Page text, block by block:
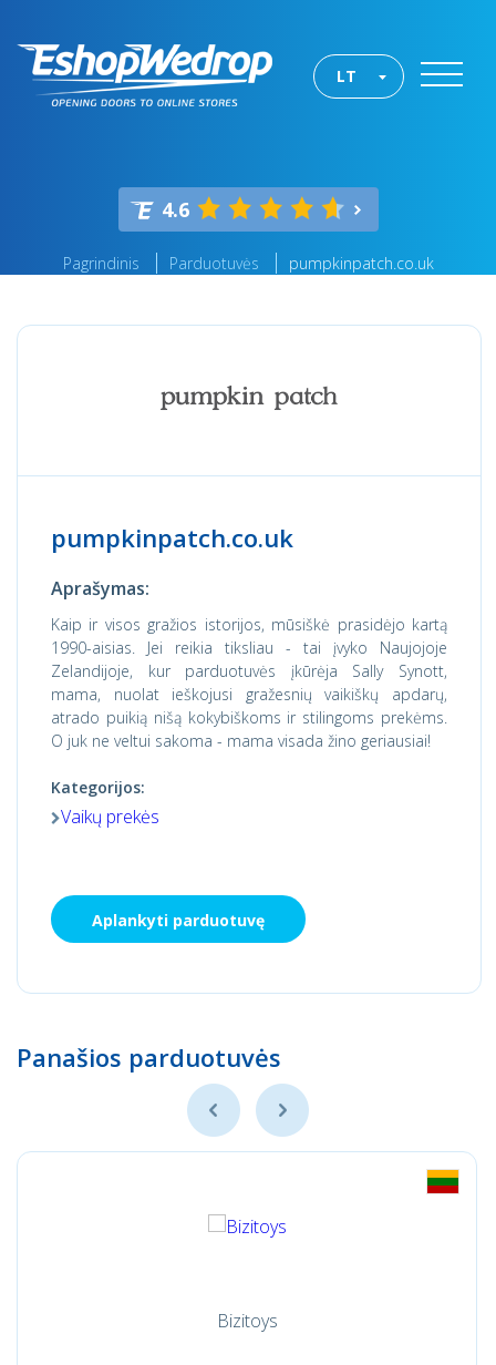
LT
4.6
Pagrindinis Parduotuvės pumpkinpatch.co.uk
pumpkinpatch.co.uk
Aprašymas:
Kaip ir visos gražios istorijos, mūsiškė prasidėjo kartą
1990-aisias. Jei reikia tiksliau - tai įvyko Naujojoje
Zelandijoje, kur parduotuvės įkūrėja Sally Synott,
mama, nuolat ieškojusi gražesnių vaikiškų apdarų,
atrado puikią nišą kokybiškoms ir stilingoms prekėms.
O juk ne veltui sakoma - mama visada žino geriausiai!
Kategorijos:
Vaikų prekės
Aplankyti parduotuvę
Panašios parduotuvės
Bizitoys